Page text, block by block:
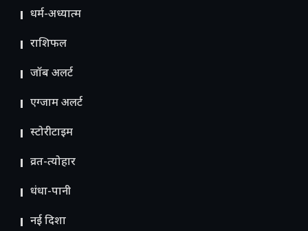
धर्म-अध्यात्म
राशिफल
जॉब अलर्ट
एग्जाम अलर्ट
स्टोरीटाइम
व्रत-त्योहार
धंधा-पानी
नई दिशा